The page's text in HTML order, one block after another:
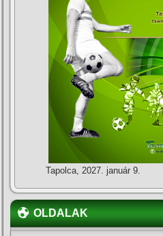
Tapolca, 2027. január 9.
OLDALAK